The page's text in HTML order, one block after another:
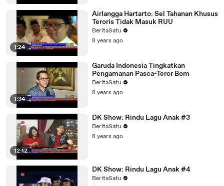
1:24
Airlangga Hartarto: Sel Tahanan Khusus
Teroris Tidak Masuk RUU
BeritaSatu
8 years ago
1:34
Garuda Indonesia Tingkatkan
Pengamanan Pasca-Teror Bom
BeritaSatu
8 years ago
12:12
DK Show: Rindu Lagu Anak #3
BeritaSatu
8 years ago
DK Show: Rindu Lagu Anak #4
BeritaSatu